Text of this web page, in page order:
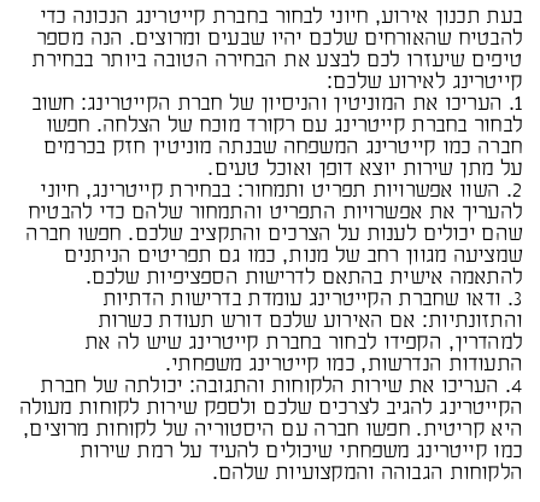
בעת תכנון אירוע, חיוני לבחור בחברת קייטרינג הנכונה כדי
להבטיח שהאורחים שלכם יהיו שבעים ומרוצים. הנה מספר
טיפים שיעזרו לכם לבצע את הבחירה הטובה ביותר בבחירת
קייטרינג לאירוע שלכם:
1. העריכו את המוניטין והניסיון של חברת הקייטרינג: חשוב
לבחור בחברת קייטרינג עם רקורד מוכח של הצלחה. חפשו
חברה כמו קייטרינג המשפחה שבנתה מוניטין חזק בכרמים
על מתן שירות יוצא דופן ואוכל טעים.
2. השוו אפשרויות תפריט ותמחור: בבחירת קייטרינג, חיוני
להעריך את אפשרויות התפריט והתמחור שלהם כדי להבטיח
שהם יכולים לענות על הצרכים והתקציב שלכם. חפשו חברה
שמציעה מגוון רחב של מנות, כמו גם תפריטים הניתנים
להתאמה אישית בהתאם לדרישות הספציפיות שלכם.
3. ודאו שחברת הקייטרינג עומדת בדרישות הדתיות
והתזונתיות: אם האירוע שלכם דורש תעודת כשרות
למהדרין, הקפידו לבחור בחברת קייטרינג שיש לה את
התעודות הנדרשות, כמו קייטרינג משפחתי.
4. העריכו את שירות הלקוחות והתגובה: יכולתה של חברת
הקייטרינג להגיב לצרכים שלכם ולספק שירות לקוחות מעולה
היא קריטית. חפשו חברה עם היסטוריה של לקוחות מרוצים,
כמו קייטרינג משפחתי שיכולים להעיד על רמת שירות
הלקוחות הגבוהה והמקצועיות שלהם.